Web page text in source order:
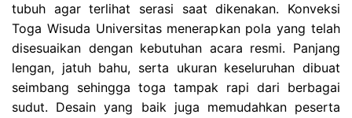
tubuh agar terlihat serasi saat dikenakan. Konveksi
Toga Wisuda Universitas menerapkan pola yang telah
disesuaikan dengan kebutuhan acara resmi. Panjang
lengan, jatuh bahu, serta ukuran keseluruhan dibuat
seimbang sehingga toga tampak rapi dari berbagai
sudut. Desain yang baik juga memudahkan peserta